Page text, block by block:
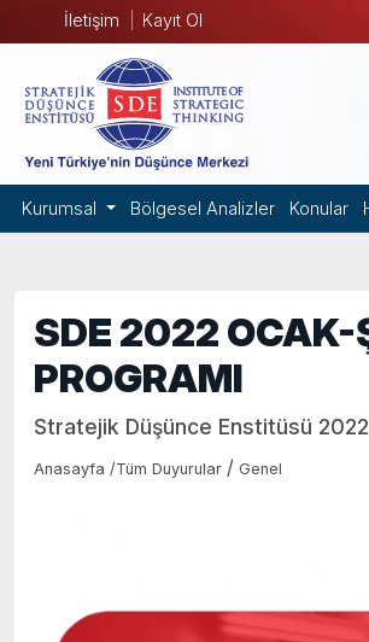
İletişim Kayıt Ol
Kurumsal Bölgesel Analizler Konular
SDE 2022 OCAK-
PROGRAMI
Stratejik Düşünce Enstitüsü 2022
Anasayfa /Tüm Duyurular / Genel